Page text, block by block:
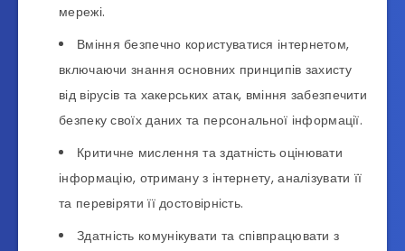
мережі.
Вміння безпечно користуватися інтернетом,
включаючи знання основних принципів захисту
від вірусів та хакерських атак, вміння забезпечити
безпеку своїх даних та персональної інформації.
Критичне мислення та здатність оцінювати
інформацію, отриману з інтернету, аналізувати її
та перевіряти її достовірність.
Здатність комунікувати та співпрацювати з